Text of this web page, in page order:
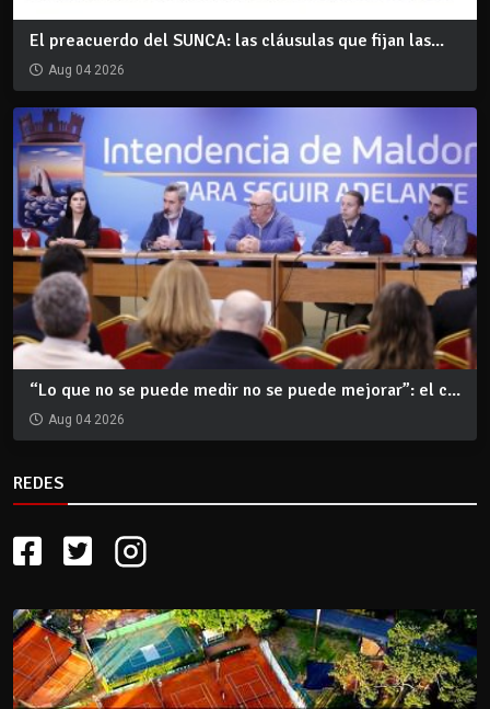
El preacuerdo del SUNCA: las cláusulas que fijan las...
Aug 04 2026
“Lo que no se puede medir no se puede mejorar”: el c...
Aug 04 2026
REDES